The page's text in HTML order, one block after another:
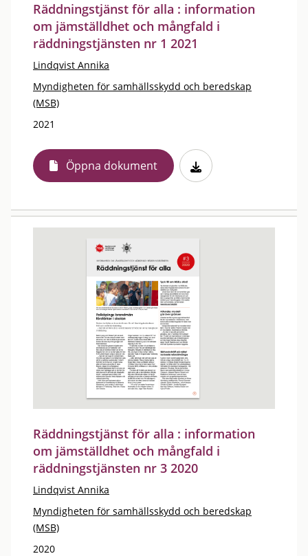
Räddningstjänst för alla : information
om jämställdhet och mångfald i
räddningstjänsten nr 1 2021
Lindqvist Annika
Myndigheten för samhällsskydd och beredskap
(MSB)
2021
Öppna dokument
Räddningstjänst för alla : information
om jämställdhet och mångfald i
räddningstjänsten nr 3 2020
Lindqvist Annika
Myndigheten för samhällsskydd och beredskap
(MSB)
2020